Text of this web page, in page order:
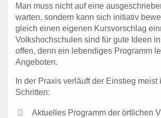
Man muss nicht auf eine
warten, sondern kann sich initiativ
gleich einen eigenen Kursvorschlag
Volkshochschulen sind für gute Ideen
offen, denn ein lebendiges Programm
Angeboten.
In der Praxis verläuft der Einstieg meist
Schritten:
Aktuelles Programm der örtlichen